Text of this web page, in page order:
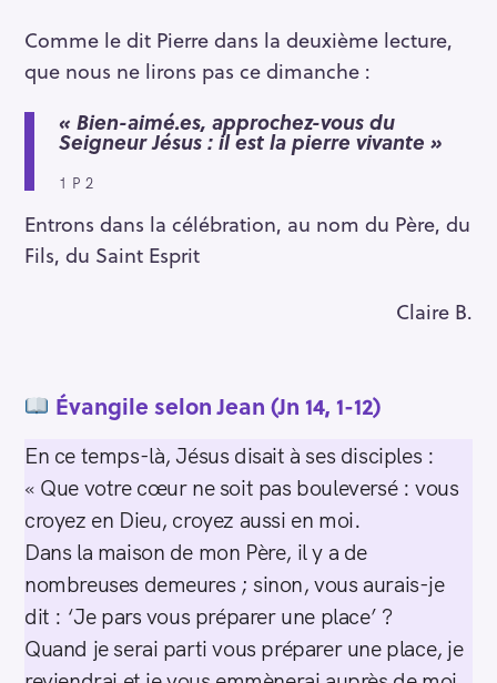
Comme le dit Pierre dans la deuxième lecture,
que nous ne lirons pas ce dimanche :
« Bien-aimé.es, approchez-vous du
Seigneur Jésus : il est la pierre vivante »
1 P 2
Entrons dans la célébration, au nom du Père, du
Fils, du Saint Esprit
Claire B.
Évangile selon Jean (Jn 14, 1-12)
En ce temps-là, Jésus disait à ses disciples :
« Que votre cœur ne soit pas bouleversé : vous
croyez en Dieu, croyez aussi en moi.
Dans la maison de mon Père, il y a de
nombreuses demeures ; sinon, vous aurais-je
dit : ‘Je pars vous préparer une place’ ?
Quand je serai parti vous préparer une place, je